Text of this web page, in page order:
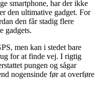
smartphone, har der ikke
den ultimative gadget. For
den får stadig flere
gadgets.
men kan i stedet bare
for at finde vej. I rigtig
pungen og sågar
nogensinde før at overføre